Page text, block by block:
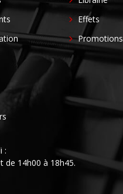
Effets
Promotions
:
de 14h00 à 18h45.